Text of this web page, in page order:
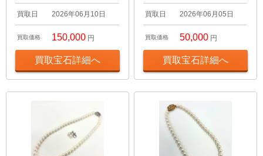
買取日 2026年06月10日
買取価格 150,000 円
買取宝石詳細へ
買取日 2026年06月05日
買取価格 50,000 円
買取宝石詳細へ